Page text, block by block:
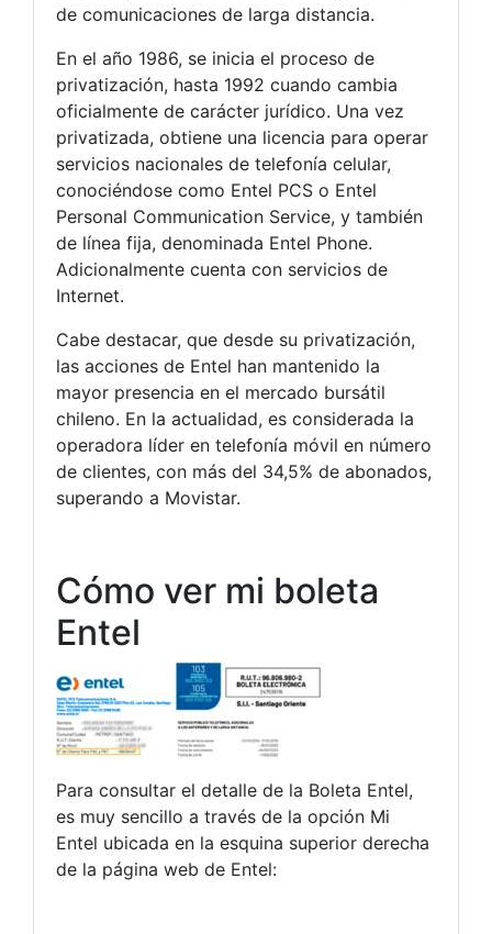
de comunicaciones de larga distancia.
En el año 1986, se inicia el proceso de
privatización, hasta 1992 cuando cambia
oficialmente de carácter jurídico. Una vez
privatizada, obtiene una licencia para operar
servicios nacionales de telefonía celular,
conociéndose como Entel PCS o Entel
Personal Communication Service, y también
de línea fija, denominada Entel Phone.
Adicionalmente cuenta con servicios de
Internet.
Cabe destacar, que desde su privatización,
las acciones de Entel han mantenido la
mayor presencia en el mercado bursátil
chileno. En la actualidad, es considerada la
operadora líder en telefonía móvil en número
de clientes, con más del 34,5% de abonados,
superando a Movistar.
Cómo ver mi boleta
Entel
Para consultar el detalle de la Boleta Entel,
es muy sencillo a través de la opción Mi
Entel ubicada en la esquina superior derecha
de la página web de Entel: